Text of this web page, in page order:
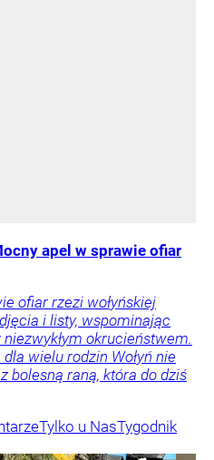
apel w sprawie ofiar
ofiar rzezi wołyńskiej
i listy, wspominając
okrucieństwem.
wielu rodzin Wołyń nie
bolesną raną, która do dziś
Tylko u NasTygodnik